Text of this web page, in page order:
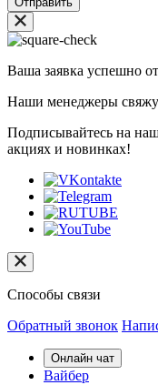
Ваша заявка успешно
Наши менеджеры
Подписывайтесь на
акциях и новинках!
Способы связи
Обратный звонок
Онлайн чат
Вайбер